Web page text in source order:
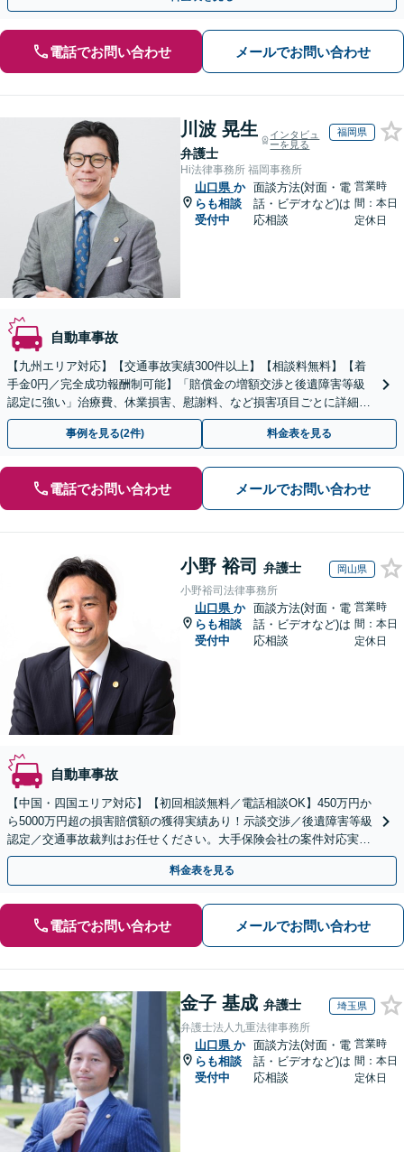
電話でお問い合わせ メールでお問い合わせ
川波 晃生
弁護士
インタビュ
ーを見る
福岡県
Hi法律事務所 福岡事務所
山口県 か
らも相談
受付中
面談方法(対面・電
話・ビデオなど)は
応相談
営業時
間：本日
定休日
自動車事故
【九州エリア対応】【交通事故実績300件以上】【相談料無料】【着
手金0円／完全成功報酬制可能】「賠償金の増額交渉と後遺障害等級
認定に強い」治療費、休業損害、慰謝料、など損害項目ごとに詳細な
検討を行い、適正な賠償額を確保できるよう全力で対応
事例を見る(2件) 料金表を見る
電話でお問い合わせ メールでお問い合わせ
小野 裕司 弁護士 岡山県
小野裕司法律事務所
山口県 か
らも相談
受付中
面談方法(対面・電
話・ビデオなど)は
応相談
営業時
間：本日
定休日
自動車事故
【中国・四国エリア対応】【初回相談無料／電話相談OK】450万円か
ら5000万円超の損害賠償額の獲得実績あり！示談交渉／後遺障害等級
認定／交通事故裁判はお任せください。大手保険会社の案件対応実績
多数。医学的知識にも精通【休日・夜間面談可能】
料金表を見る
電話でお問い合わせ メールでお問い合わせ
金子 基成 弁護士 埼玉県
弁護士法人九重法律事務所
山口県 か
らも相談
受付中
面談方法(対面・電
話・ビデオなど)は
応相談
営業時
間：本日
定休日